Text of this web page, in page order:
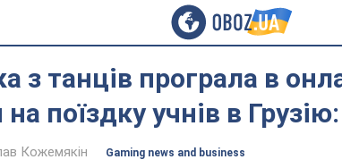
з танців програла в
поїздку учнів в
Кожемякін
Gaming news and business